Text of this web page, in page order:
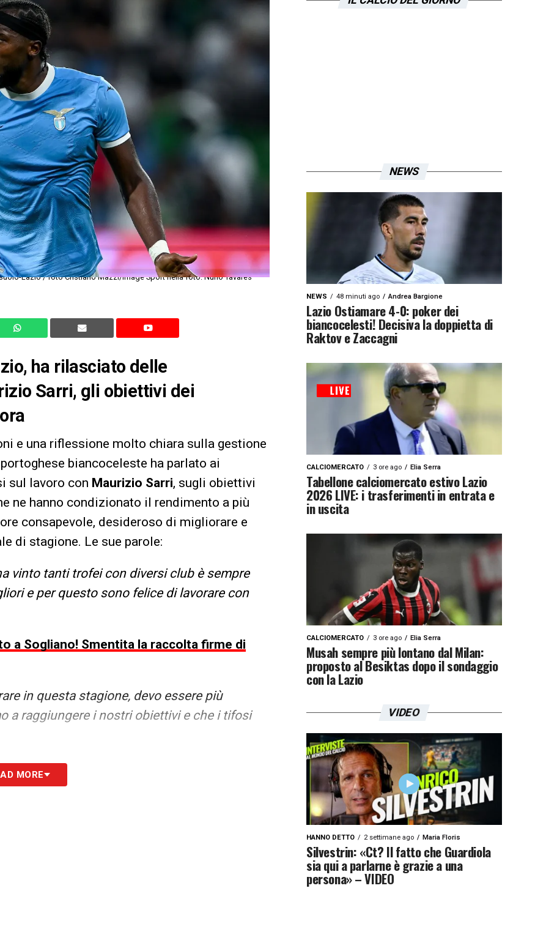
Lazio / foto Cristiano Mazzi/Image Sport nella foto: Nuno Tavares
ha rilasciato delle
Sarri, gli obiettivi dei
e una riflessione molto chiara sulla gestione
biancoceleste ha parlato ai
sul lavoro con Maurizio Sarri, sugli obiettivi
ne hanno condizionato il rendimento a più
consapevole, desideroso di migliorare e
di stagione. Le sue parole:
vinto tanti trofei con diversi club è sempre
e per questo sono felice di lavorare con
a Sogliano! Smentita la raccolta firme di
in questa stagione, devo essere più
a raggiungere i nostri obiettivi e che i tifosi
a volte le decisioni non dipendono del tutto
posso performare al meglio. Ci sono stati
MORE
NEWS
NEWS 48 minuti ago Andrea Bargione
Lazio Ostiamare 4-0: poker dei
biancocelesti! Decisiva la doppietta di
Raktov e Zaccagni
CALCIOMERCATO 3 ore ago Elia Serra
Tabellone calciomercato estivo Lazio
2026 LIVE: i trasferimenti in entrata e
in uscita
CALCIOMERCATO 3 ore ago Elia Serra
Musah sempre più lontano dal Milan:
proposto al Besiktas dopo il sondaggio
con la Lazio
VIDEO
HANNO DETTO 2 settimane ago Maria Floris
Silvestrin: «Ct? Il fatto che Guardiola
sia qui a parlarne è grazie a una
persona» – VIDEO